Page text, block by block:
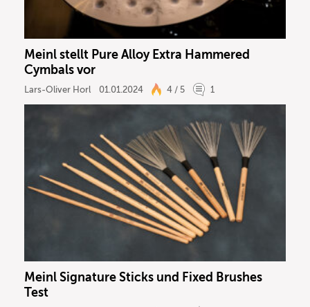
Keyboard
Vocals
Ergebnisse anzeigen
Meinl stellt Pure Alloy Extra Hammered
Cymbals vor
Lars-Oliver Horl 01.01.2024 4 / 5 1
Meinl Signature Sticks und Fixed Brushes
Test